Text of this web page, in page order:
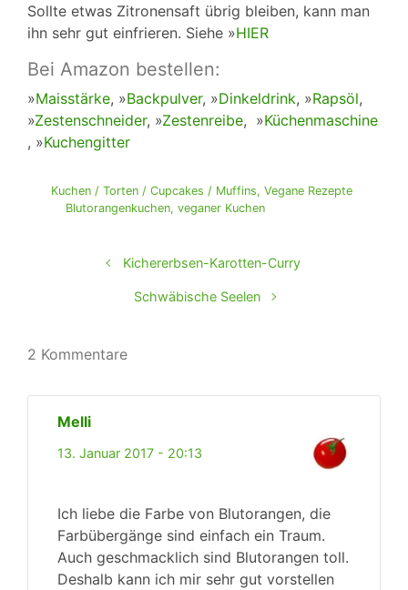
Sollte etwas Zitronensaft übrig bleiben, kann man
ihn sehr gut einfrieren. Siehe »HIER
Bei Amazon bestellen:
»Maisstärke, »Backpulver, »Dinkeldrink, »Rapsöl,
»Zestenschneider, »Zestenreibe, »Küchenmaschine
, »Kuchengitter
Kuchen / Torten / Cupcakes / Muffins, Vegane Rezepte
Blutorangenkuchen, veganer Kuchen
Kichererbsen-Karotten-Curry
Schwäbische Seelen
2 Kommentare
Melli
13. Januar 2017 - 20:13
Ich liebe die Farbe von Blutorangen, die
Farbübergänge sind einfach ein Traum.
Auch geschmacklich sind Blutorangen toll.
Deshalb kann ich mir sehr gut vorstellen